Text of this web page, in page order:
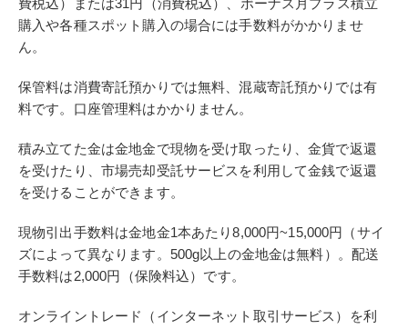
費税込）または31円（消費税込）、ボーナス月プラス積立
購入や各種スポット購入の場合には手数料がかかりませ
ん。
保管料は消費寄託預かりでは無料、混蔵寄託預かりでは有
料です。口座管理料はかかりません。
積み立てた金は金地金で現物を受け取ったり、金貨で返還
を受けたり、市場売却受託サービスを利用して金銭で返還
を受けることができます。
現物引出手数料は金地金1本あたり8,000円~15,000円（サイ
ズによって異なります。500g以上の金地金は無料）。配送
手数料は2,000円（保険料込）です。
オンライントレード（インターネット取引サービス）を利